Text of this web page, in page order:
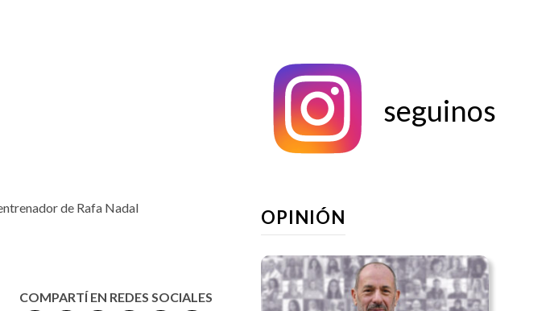
de Rafa Nadal
COMPARTÍ EN REDES SOCIALES
seguinos
OPINIÓN